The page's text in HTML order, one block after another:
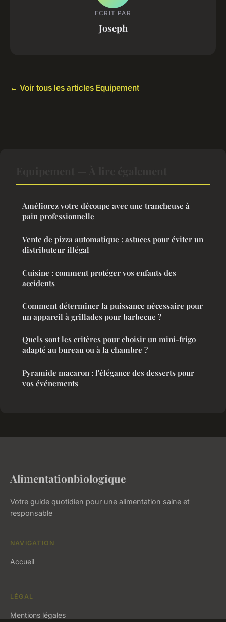
ECRIT PAR
Joseph
← Voir tous les articles Equipement
Améliorez votre découpe avec une trancheuse à
pain professionnelle
Vente de pizza automatique : astuces pour éviter un
distributeur illégal
Cuisine : comment protéger vos enfants des
accidents
Comment déterminer la puissance nécessaire pour
un appareil à grillades pour barbecue ?
Quels sont les critères pour choisir un mini-frigo
adapté au bureau ou à la chambre ?
Pyramide macaron : l'élégance des desserts pour
vos événements
Alimentationbiologique
Votre guide quotidien pour une alimentation saine et
responsable
NAVIGATION
Accueil
LÉGAL
Mentions légales